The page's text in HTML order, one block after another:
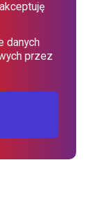
danych
przez